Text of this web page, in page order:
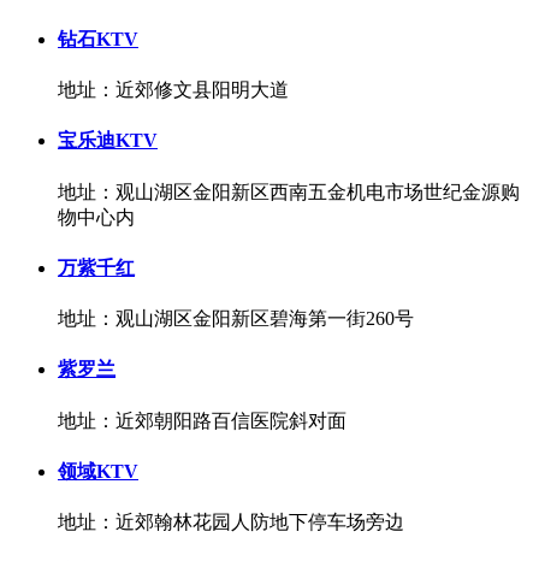
钻石KTV
地址：近郊修文县阳明大道
宝乐迪KTV
地址：观山湖区金阳新区西南五金机电市场世纪金源购
物中心内
万紫千红
地址：观山湖区金阳新区碧海第一街260号
紫罗兰
地址：近郊朝阳路百信医院斜对面
领域KTV
地址：近郊翰林花园人防地下停车场旁边